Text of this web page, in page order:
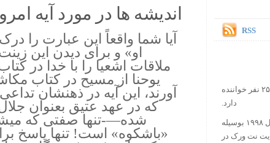
اندیشه ها در مورد آیه
آیا شما واقعاً این عبارت را
او» و برای دیدن این
آورند، این آیه در ذهنشان
که در عهد عتیق بعنوان
شده—-تنها صفتی که
«باشکوه» است! تنها پاسخ
RSS
در حال حاضر آیه روز بیش از ۲۵۰۰۰۰ نفر خواننده
دارد.
ورس آو ذ دی دات کام کار خود را در سال ۱۹۹۸ بوسیله
نت ورک در